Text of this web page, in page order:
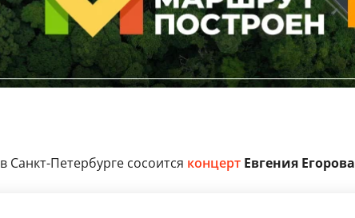
в Санкт-Петербурге сосоится концертЕвгения Егорова